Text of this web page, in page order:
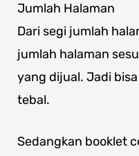
Jumlah Halaman
Dari segi jumlah
jumlah halaman
yang dijual. Jadi
tebal.
Sedangkan booklet